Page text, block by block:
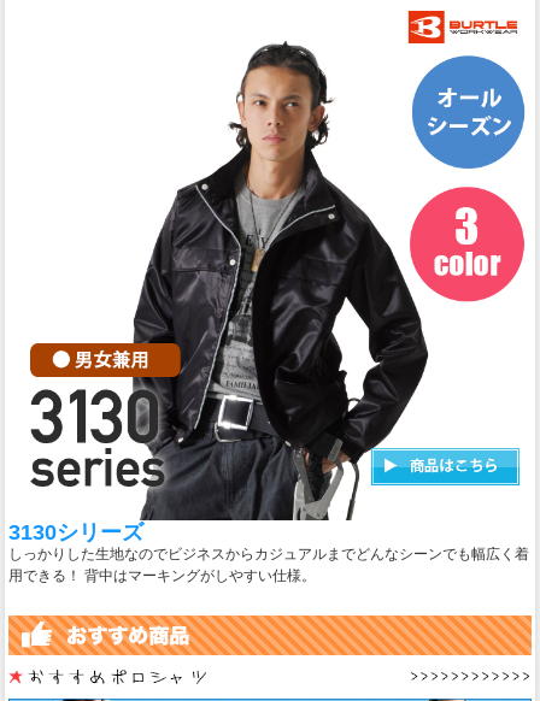
3130シリーズ
しっかりした生地なのでビジネスからカジュアルまでどんなシーンでも幅広く着
用できる！ 背中はマーキングがしやすい仕様。